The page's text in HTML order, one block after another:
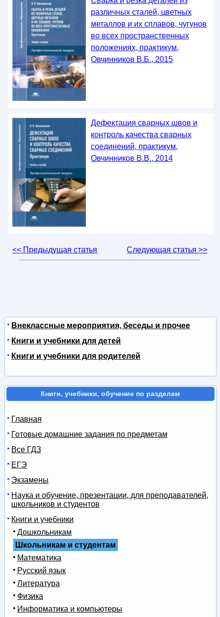
различных сталей, цветных
металлов и их сплавов, чугунов
во всех пространственных
положениях, практикум,
Овчинников В.Б., 2015
Дефектация сварных швов и
контроль качества сварных
соединений, практикум,
Овчинников В.В., 2014
<< Предыдущая статья Следующая статья >>
Внеклассные мероприятия, беседы и прочее
Книги и учебники для детей
Книги и учебники для родителей
Книги, учебники, обучение по разделам
Главная
Готовые домашние задания по предметам
Все ГДЗ
ЕГЭ
Экзамены
Наука и обучение, презентации, для преподавателей,
школьников и студентов
Книги и учебники
Дошкольникам
Школьникам и студентам
Математика
Русский язык
Литература
Физика
Информатика и компьютеры